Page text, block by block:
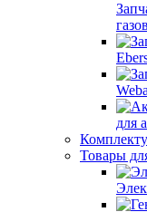
для
Товары